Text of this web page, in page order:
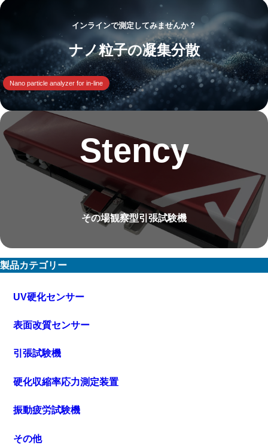
インラインで測定してみませんか？
ナノ粒子の凝集分散
Nano particle analyzer for in-line
Stency
その場観察型引張試験機
製品カテゴリー
UV硬化センサー
表面改質センサー
引張試験機
硬化収縮率応力測定装置
振動疲労試験機
その他